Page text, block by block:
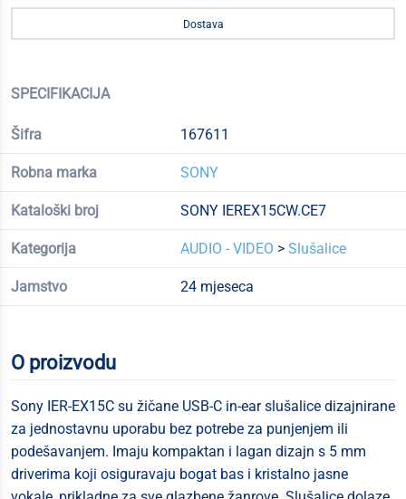
Dostava
SPECIFIKACIJA
Šifra 167611
Robna marka SONY
Kataloški broj SONY IEREX15CW.CE7
Kategorija AUDIO - VIDEO > Slušalice
Jamstvo 24 mjeseca
O proizvodu
Sony IER-EX15C su žičane USB-C in-ear slušalice dizajnirane
za jednostavnu uporabu bez potrebe za punjenjem ili
podešavanjem. Imaju kompaktan i lagan dizajn s 5 mm
driverima koji osiguravaju bogat bas i kristalno jasne